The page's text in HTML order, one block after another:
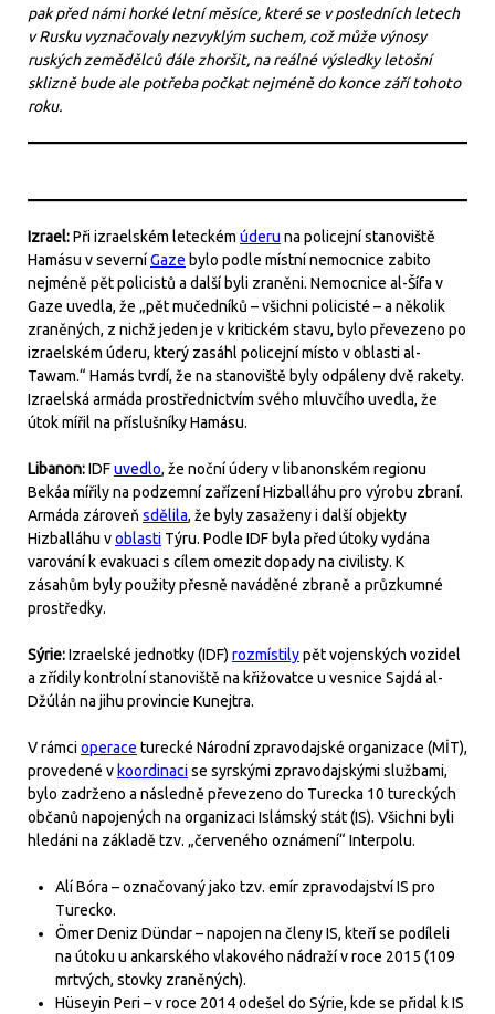
pak před námi horké letní měsíce, které se v posledních letech
v Rusku vyznačovaly nezvyklým suchem, což může výnosy
ruských zemědělců dále zhoršit, na reálné výsledky letošní
sklizně bude ale potřeba počkat nejméně do konce září tohoto
roku.
Izrael:Při izraelském leteckém úderu na policejní stanoviště
Hamásu v severníGaze bylo podle místní nemocnice zabito
nejméně pět policistů a další byli zraněni. Nemocnice al-Šífa v
Gaze uvedla, že „pět mučedníků – všichni policisté – a několik
zraněných, z nichž jeden je v kritickém stavu, bylo převezeno po
izraelském úderu, který zasáhl policejní místo v oblasti al-
Tawam.“ Hamás tvrdí, že na stanoviště byly odpáleny dvě rakety.
Izraelská armáda prostřednictvím svého mluvčího uvedla, že
útok mířil na příslušníky Hamásu.
Libanon:IDFuvedlo, že noční údery v libanonském regionu
Bekáa mířily na podzemní zařízení Hizballáhu pro výrobu zbraní.
Armáda zároveň sdělila, že byly zasaženy i další objekty
Hizballáhu voblasti Týru. Podle IDF byla před útoky vydána
varování k evakuaci s cílem omezit dopady na civilisty. K
zásahům byly použity přesně naváděné zbraně a průzkumné
prostředky.
Sýrie:Izraelské jednotky (IDF) rozmístilypět vojenských vozidel
a zřídily kontrolní stanoviště na křižovatce u vesnice Sajdá al-
Džúlán na jihu provincie Kunejtra.
V rámcioperace turecké Národní zpravodajské organizace (MİT),
provedené v koordinacise syrskými zpravodajskými službami,
bylo zadrženo a následně převezeno do Turecka 10 tureckých
občanů napojených na organizaci Islámský stát (IS). Všichni byli
hledáni na základě tzv. „červeného oznámení“ Interpolu.
Alí Bóra – označovaný jako tzv. emír zpravodajství IS pro
Turecko.
Ömer Deniz Dündar – napojen na členy IS, kteří se podíleli
na útoku u ankarského vlakového nádraží v roce 2015 (109
mrtvých, stovky zraněných).
Hüseyin Peri – v roce 2014 odešel do Sýrie, kde se přidal k IS